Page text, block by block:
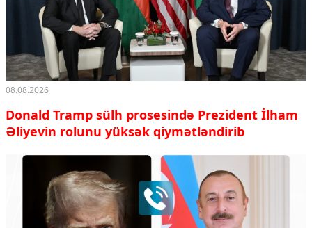
08.08.2026
Donald Tramp sülh prosesində Prezident İlham
Əliyevin rolunu yüksək qiymətləndirib